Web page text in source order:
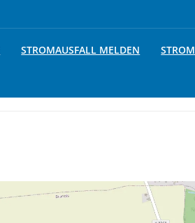
STROMAUSFALL MELDEN